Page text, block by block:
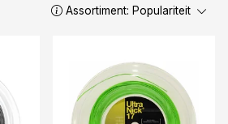
Assortiment: Populariteit